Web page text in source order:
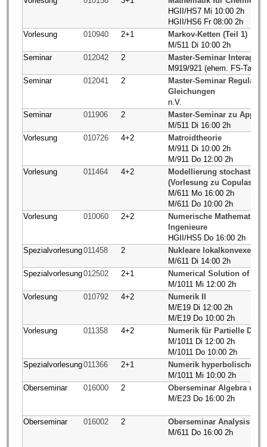
HGII/HS7 Mi 10:00 2h
HGII/HS6 Fr 08:00 2h
Vorlesung
010940 2+1
Markov-Ketten (Teil 1)
M/511 Di 10:00 2h
Seminar
012042 2
Master-Seminar
M919/921 (ehem. FS-
Seminar
012041 2
Master-Seminar
Gleichungen
n.V.
Seminar
011906 2
Master-Seminar zu
M/511 Di 16:00 2h
Vorlesung
010726 4+2
Matroidtheorie
M/911 Di 10:00 2h
M/911 Do 12:00 2h
Vorlesung
011464 4+2
Modellierung
(Vorlesung zu Copulas)
M/611 Mo 16:00 2h
M/611 Do 10:00 2h
Vorlesung
010060 2+2
Numerische Mathematik
Ingenieure
HGII/HS5 Do 16:00 2h
Spezialvorlesung011458 2
Nukleare lokalkonvexe
M/611 Di 14:00 2h
Spezialvorlesung012502 2+1
Numerical Solution of
M/1011 Mi 12:00 2h
Vorlesung
010792 4+2
Numerik II
M/E19 Di 12:00 2h
M/E19 Do 10:00 2h
Vorlesung
011358 4+2
Numerik für Partielle
M/1011 Di 12:00 2h
M/1011 Do 10:00 2h
Spezialvorlesung011366 2+1
Numerik hyperbolischer
M/1011 Mi 10:00 2h
Oberseminar
016000 2
Oberseminar Algebra und
M/E23 Do 16:00 2h
Oberseminar 016002 2
Oberseminar Analysis
M/611 Do 16:00 2h